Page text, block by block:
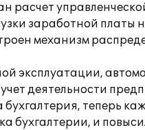
расчет
заработной платы
механизм
эксплуатации,
деятельности
теперь
бухгалтерии, и